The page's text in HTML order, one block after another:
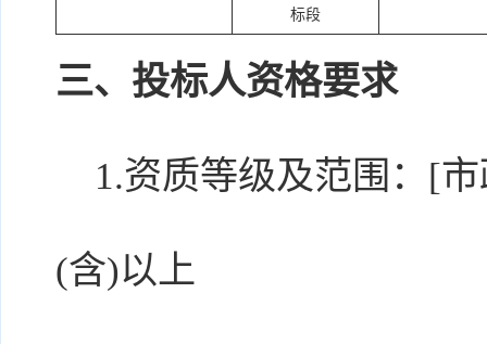
标段
三、投标人资格要求
1.资质等级及范围：[市
(含)以上